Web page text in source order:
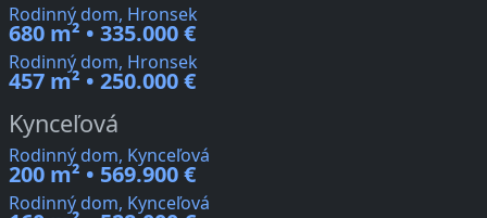
Rodinný dom, Hronsek
680 m² • 335.000 €
Rodinný dom, Hronsek
457 m² • 250.000 €
Kynceľová
Rodinný dom, Kynceľová
200 m² • 569.900 €
Rodinný dom, Kynceľová